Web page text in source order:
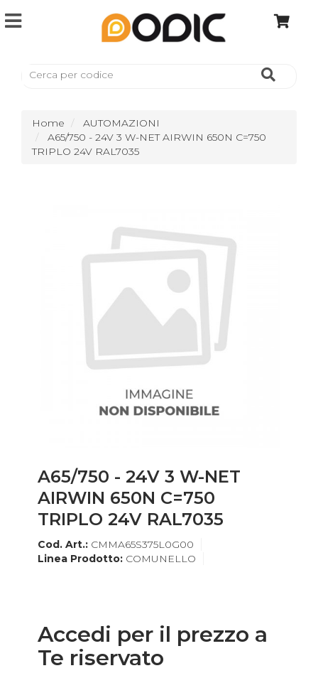
Home
AUTOMAZIONI
A65/750 - 24V 3 W-NET AIRWIN 650N C=750
TRIPLO 24V RAL7035
A65/750 - 24V 3 W-NET
AIRWIN 650N C=750
TRIPLO 24V RAL7035
Cod. Art.: CMMA65S375L0G00
Linea Prodotto: COMUNELLO
Accedi per il prezzo a
Te riservato